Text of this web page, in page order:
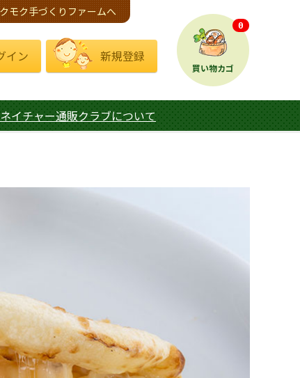
モク手づくりファームへ
イン 新規登録
買い物カゴ
0
イチャー通販クラブについて